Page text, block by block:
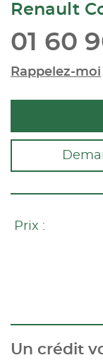
Renault
01 60
Rappelez-moi
Prix :
Un crédit